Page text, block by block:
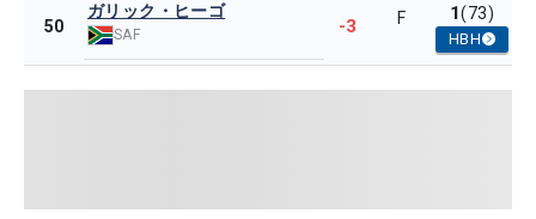
50
ガリック・ヒーゴ
SAF -3 F 1(73)
HBH